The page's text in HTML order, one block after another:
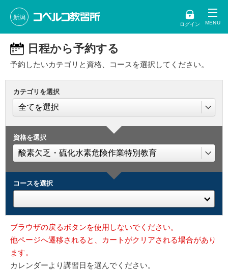
新潟
ログイン
日程から予約する
予約したいカテゴリと資格、コースを選択してください。
カテゴリを選択
資格を選択
コースを選択
ブラウザの戻るボタンを使用しないでください。
他ページへ遷移されると、カートがクリアされる場合があり
ます。
カレンダーより講習日を選んでください。